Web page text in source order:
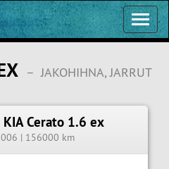
– JAKOHIHNA, JARRUT
Cerato 1.6 ex
| 156000 km